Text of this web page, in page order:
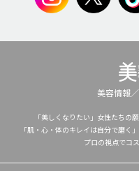
美容情報
「美しくなりたい」女性たちの
「肌・心・体のキレイは自分で磨く
プロの視点でコ